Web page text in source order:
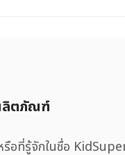
ลิตภัณฑ์
อที่รู้จักในชื่อ